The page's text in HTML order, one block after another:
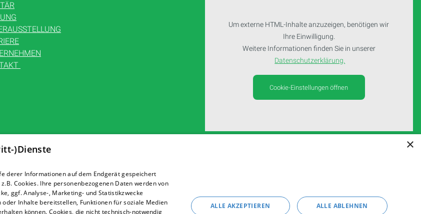
Um externe HTML-Inhalte anzuzeigen, benötigen wir
Ihre Einwilligung.
Weitere Informationen finden Sie in unserer
Datenschutzerklärung.
Cookie-Einstellungen öffnen
×
)Dienste
derer Informationen auf dem Endgerät gespeichert
Cookies. Ihre personenbezogenen Daten werden von
ggf. Analyse-, Marketing- und Statistikzwecke
Inhalte bereitstellen, Funktionen für soziale Medien
können. Cookies, die nicht technisch-notwendig
ALLE AKZEPTIEREN ALLE ABLEHNEN